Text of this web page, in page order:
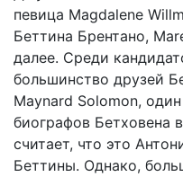
певица Magdalene
Беттина Брентано,
далее. Среди
большинство друзей
Maynard Solomon,
биографов Бетховена
считает, что это
Беттины. Однако,